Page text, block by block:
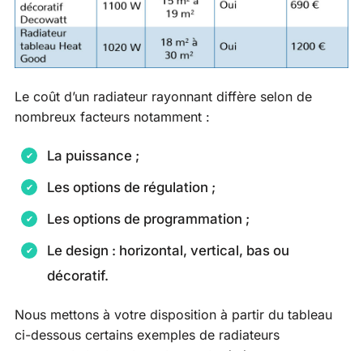
Le coût d’un radiateur rayonnant diffère selon de
nombreux facteurs notamment :
La puissance ;
Les options de régulation ;
Les options de programmation ;
Le design : horizontal, vertical, bas ou
décoratif.
Nous mettons à votre disposition à partir du tableau
ci-dessous certains exemples de radiateurs